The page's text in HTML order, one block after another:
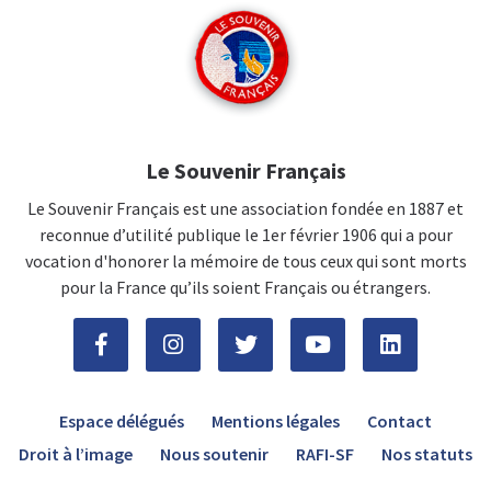
Le Souvenir Français
Le Souvenir Français est une association fondée en 1887 et
reconnue d’utilité publique le 1er février 1906 qui a pour
vocation d'honorer la mémoire de tous ceux qui sont morts
pour la France qu’ils soient Français ou étrangers.
Espace délégués Mentions légales
Contact
Droit à l’image
Nous soutenir RAFI-SF Nos statuts